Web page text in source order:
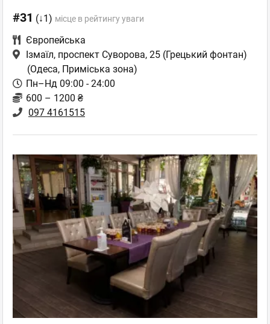
#31 (↓1) місце в рейтингу уваги
Європейська
Ізмаїл, проспект Суворова, 25 (Грецький фонтан)
(Одеса, Приміська зона)
Пн–Нд 09:00 - 24:00
600 – 1200 ₴
097 4161515